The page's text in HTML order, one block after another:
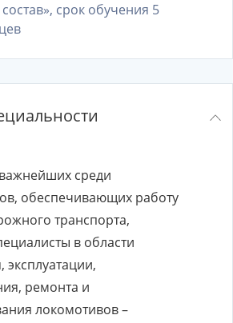
срок обучения 5
среди
обеспечивающих работу
транспорта,
в области
эксплуатации,
ремонта и
локомотивов –